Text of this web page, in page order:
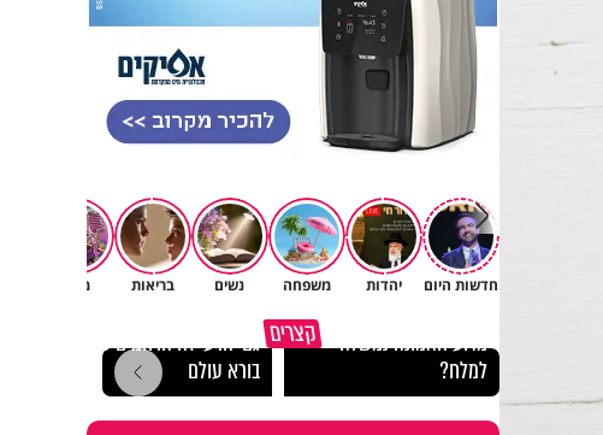
חדשות היום יהדות משפחה נשים בריאות מגזין
קצרים
מדוע האמונה נמשלה
למלח?
גם ׳הרע׳ זה הרחמים של
בורא עולם